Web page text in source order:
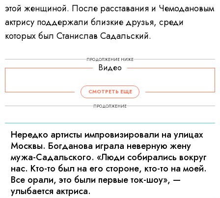
этой женщиной. После расставания и Чемодановым
актрису поддержали близкие друзья, среди
которых был Станислав Садальский.
ПРОДОЛЖЕНИЕ НИЖЕ
Видео
СМОТРЕТЬ ЕЩЕ
ПРОДОЛЖЕНИЕ
Нередко артисты импровизировали на улицах
Москвы. Богданова играла неверную жену
мужа-Садальского. «Люди собирались вокруг
нас. Кто-то был на его стороне, кто-то на моей.
Все орали, это были первые ток-шоу», —
улыбается актриса.